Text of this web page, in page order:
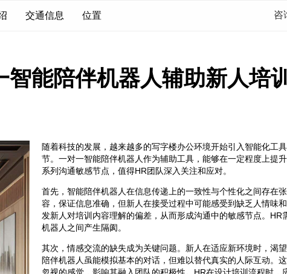
交通信息 位置 咨
能陪伴机器人辅助新人培
随着科技的发展，越来越多的写字楼办公环境开始引入智能化工
节。一对一智能陪伴机器人作为辅助工具，能够在一定程度上提
系列沟通敏感节点，值得HR团队深入关注和应对。
首先，智能陪伴机器人在信息传递上的一致性与个性化之间存在
容，保证信息准确，但新人在接受过程中可能感受到缺乏人情味
发新人对培训内容理解的偏差，从而形成沟通中的敏感节点。
机器人之间产生隔阂。
其次，情感交流的缺失成为关键问题。新人在适应新环境时，渴
陪伴机器人虽能模拟基本的对话，但难以替代真实的人际互动。